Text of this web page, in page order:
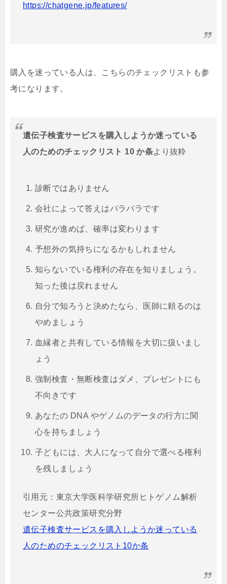
https://chatgene.jp/features/
購入を迷っている人は、こちらのチェックリストも参
考になります。
遺伝子検査サービスを購入しようか迷っている
人のためのチェックリスト 10 か条より抜粋
診断ではありません
会社によって答えはバラバラです
研究が進めば、確率は変わります
予想外の気持ちになるかもしれません
知らないでいる権利の存在を知りましょう。
知った後は戻れません
自分で知ろうと決めたなら、医師に頼るのは
やめましょう
血縁者と共有している情報を大切に扱いまし
ょう
強制検査・無断検査はダメ、プレゼントにも
不向きです
あなたの DNA やゲノムのデータの行方に関
心を持ちましょう
子どもには、大人になって自分で選べる権利
を残しましょう
引用元：東京大学医科学研究所ヒトゲノム解析
センター公共政策研究分野
遺伝子検査サービスを購入しようか迷っている
人のためのチェックリスト10か条